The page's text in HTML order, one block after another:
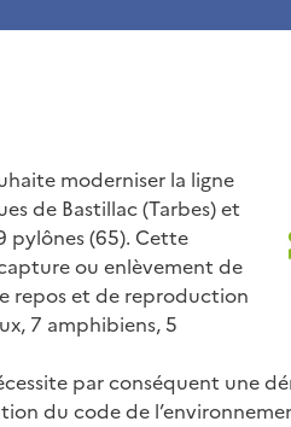
moderniser la ligne
de Bastillac (Tarbes) et
pylônes (65). Cette
ou enlèvement de
repos et de reproduction
7 amphibiens, 5
par conséquent une
du code de